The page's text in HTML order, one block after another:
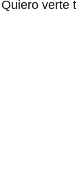
Quiero verte